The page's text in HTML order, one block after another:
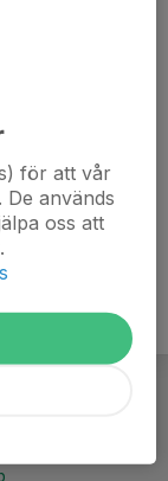
för att vår
används
oss att